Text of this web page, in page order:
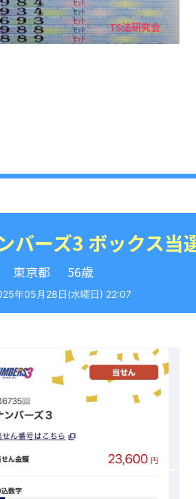
バーズ3 ボックス当
東京都 56歳
年05月28日(水曜日) 22:07